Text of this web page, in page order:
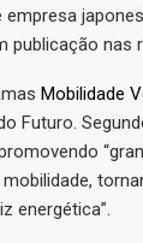
publicação nas
Mobilidade
Futuro.
energética”.